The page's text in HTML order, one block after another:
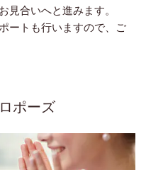
合いへと進みます。
ートも行いますので、ご
ポーズ